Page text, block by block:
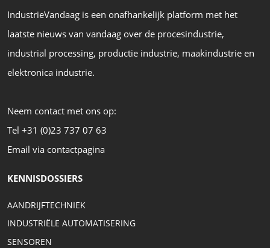
IndustrieVandaag is een onafhankelijk platform met het
laatste nieuws van vandaag over de procesindustrie,
industrial processing, productie industrie, maakindustrie en
elektronica industrie.
Neem contact met ons op:
Tel +31 (0)23 737 07 63
Email via contactpagina
KENNISDOSSIERS
AANDRIJFTECHNIEK
INDUSTRIËLE AUTOMATISERING
SENSOREN